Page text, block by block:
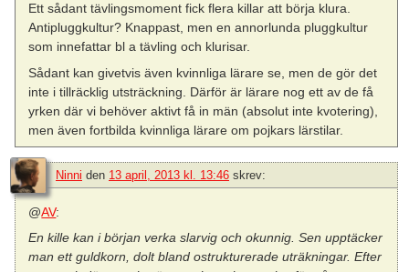
Ett sådant tävlingsmoment fick flera killar att börja klura.
Antipluggkultur? Knappast, men en annorlunda pluggkultur
som innefattar bl a tävling och klurisar.
Sådant kan givetvis även kvinnliga lärare se, men de gör det
inte i tillräcklig utsträckning. Därför är lärare nog ett av de få
yrken där vi behöver aktivt få in män (absolut inte kvotering),
men även fortbilda kvinnliga lärare om pojkars lärstilar.
Ninni den 13 april, 2013 kl. 13:46 skrev:
@AV:
En kille kan i början verka slarvig och okunnig. Sen upptäcker
man ett guldkorn, dolt bland ostrukturerade uträkningar. Efter